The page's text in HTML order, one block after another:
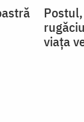
viața